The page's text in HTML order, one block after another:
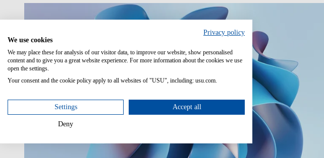
Privacy policy
We use cookies
We may place these for analysis of our visitor data, to improve our website, show personalised
content and to give you a great website experience. For more information about the cookies we use
open the settings.
Your consent and the cookie policy apply to all websites of "USU", including: usu.com.
Settings Accept all
Deny